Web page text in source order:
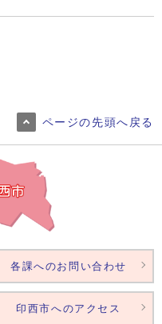
ページの先頭へ戻る
各課へのお問い合わせ
印西市へのアクセス